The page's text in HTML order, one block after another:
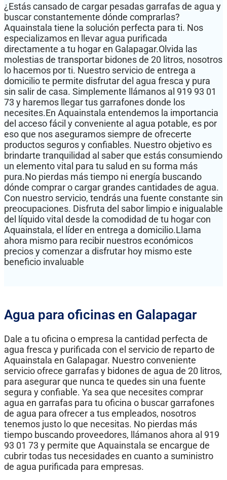
¿Estás cansado de cargar pesadas garrafas de agua y
buscar constantemente dónde comprarlas?
Aquainstala tiene la solución perfecta para ti. Nos
especializamos en llevar agua purificada
directamente a tu hogar en Galapagar.Olvida las
molestias de transportar bidones de 20 litros, nosotros
lo hacemos por ti. Nuestro servicio de entrega a
domicilio te permite disfrutar del agua fresca y pura
sin salir de casa. Simplemente llámanos al 919 93 01
73 y haremos llegar tus garrafones donde los
necesites.En Aquainstala entendemos la importancia
del acceso fácil y conveniente al agua potable, es por
eso que nos aseguramos siempre de ofrecerte
productos seguros y confiables. Nuestro objetivo es
brindarte tranquilidad al saber que estás consumiendo
un elemento vital para tu salud en su forma más
pura.No pierdas más tiempo ni energía buscando
dónde comprar o cargar grandes cantidades de agua.
Con nuestro servicio, tendrás una fuente constante sin
preocupaciones. Disfruta del sabor limpio e inigualable
del líquido vital desde la comodidad de tu hogar con
Aquainstala, el líder en entrega a domicilio.Llama
ahora mismo para recibir nuestros económicos
precios y comenzar a disfrutar hoy mismo este
beneficio invaluable
Agua para oficinas en Galapagar
Dale a tu oficina o empresa la cantidad perfecta de
agua fresca y purificada con el servicio de reparto de
Aquainstala en Galapagar. Nuestro conveniente
servicio ofrece garrafas y bidones de agua de 20 litros,
para asegurar que nunca te quedes sin una fuente
segura y confiable. Ya sea que necesites comprar
agua en garrafas para tu oficina o buscar garrafones
de agua para ofrecer a tus empleados, nosotros
tenemos justo lo que necesitas. No pierdas más
tiempo buscando proveedores, llámanos ahora al 919
93 01 73 y permite que Aquainstala se encargue de
cubrir todas tus necesidades en cuanto a suministro
de agua purificada para empresas.